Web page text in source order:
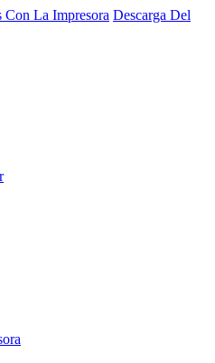
Con La Impresora Descarga Del